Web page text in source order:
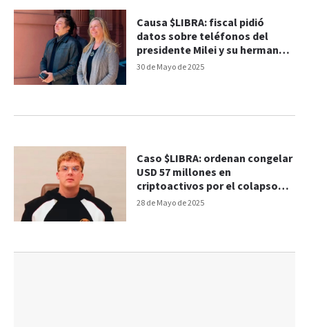
30 de Mayo de 2025
Causa $LIBRA: fiscal pidió
datos sobre teléfonos del
presidente Milei y su hermana
Karina
28 de Mayo de 2025
Caso $LIBRA: ordenan congelar
USD 57 millones en
criptoactivos por el colapso
del token